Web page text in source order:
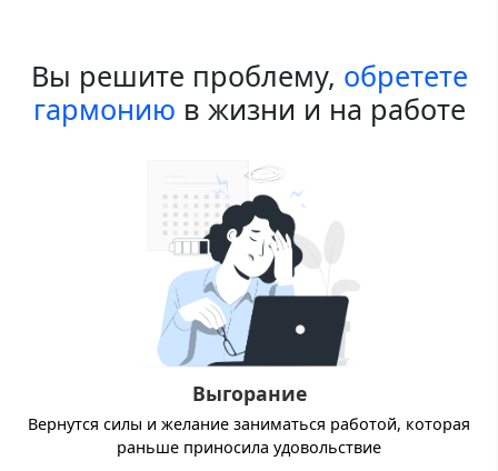
Вы решите проблему, обретете
гармонию в жизни и на работе
Выгорание
Вернутся силы и желание заниматься работой, которая
раньше приносила удовольствие